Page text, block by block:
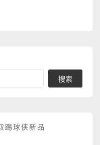
搜索
踢球侠新品